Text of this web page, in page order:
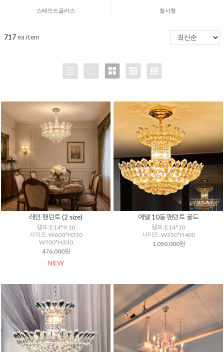
스테인드글라스 철사형
717ea item
레인 팬던트 (2 size)
램프: E14*9,10
사이즈: W600*H330
W700*H330
476,000원
에델 10등 팬던트 골드
램프: E14*10
사이즈: W550*H400
1,050,000원